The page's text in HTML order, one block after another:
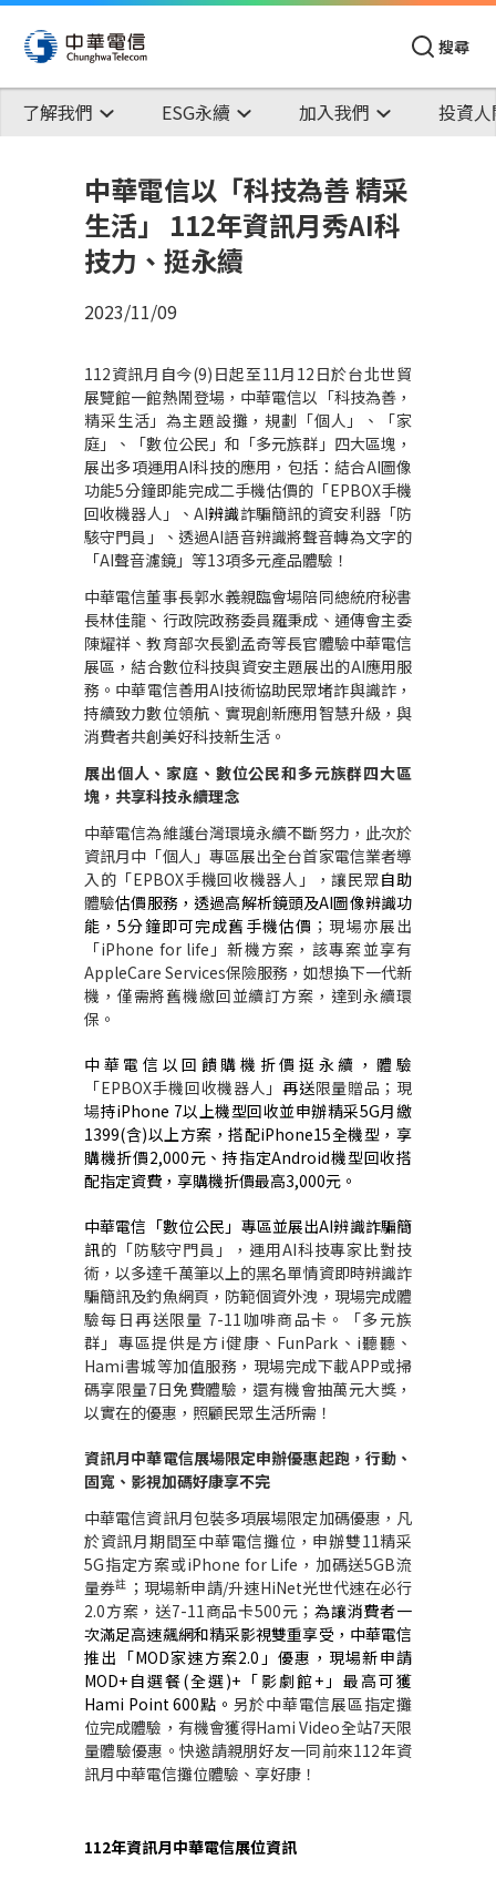
搜尋
了解我們 ESG永續 加入我們 投資
中華電信以「科技為善 精采
生活」 112年資訊月秀AI科
技力、挺永續
2023/11/09
112資訊月自今(9) 日起至11月 12 日於台北世貿
展覽館一館熱鬧登場，中華電信以「科技為善 ，
精采生活」為主題設攤，規劃「個人」、「家
庭」、「數位公民」和「多元族群」四大區塊，
展出多項運用AI科技的應用，包括：結合AI圖像
功能5分鐘即能完成二手機估價的「EPBOX手機
回收機器人」、AI辨識詐騙簡訊的資安利器「防
駭守門員」、透過AI語音辨識將聲音轉為文字的
「AI聲音濾鏡」等13項多元產品體驗！
中華電信董事長郭水義親臨會場陪同總統府秘書
長林佳龍、行政院政務委員羅秉成、通傳會主委
陳耀祥、教育部次長劉孟奇等長官體驗中華電信
展區，結合數位科技與資安主題展出的AI應用服
務。中華電信善用AI技術協助民眾堵詐與識詐，
持續致力數位領航、實現創新應用智慧升級，與
消費者共創美好科技新生活。
展出個人、家庭、數位公民和多元族群四大區
塊，共享科技永續理念
中華電信為維護台灣環境永續不斷努力，此次於
資訊月中 「個人 」 專區展出全台首家電信業者導
入的 「EPBOX手機回收機器人」 ，讓民眾自助
體驗估價服務，透過高解析鏡頭及AI圖像辨識功
能，5分鐘即可完成舊手機估價 ；現場亦展出
「iPhone for life 」新機方案，該專案並享有
AppleCare Services保險服務 ， 如想換下一代新
機，僅需將舊機繳回並續訂方案 ， 達到永續環
保。
中華電信以回饋購機折價挺永續，體驗
「EPBOX手機回收機器人」再送限量贈品；現
場持iPhone 7以上機型回收並申辦精采5G月繳
1399(含)以上方案，搭配iPhone15全機型，享
購機折價2,000元 、持指定Android機型回收搭
配指定資費 ， 享購機折價最高3,000元。
中華電信「數位公民」專區並展出AI辨識詐騙簡
訊的「防駭守門員」， 運用AI科技專家比對技
術，以多達千萬筆以上的黑名單情資即時辨識詐
騙簡訊及釣魚網頁，防範個資外洩 ， 現場完成體
驗每日再送限量 7-11 咖啡商品卡 。 「多元族
群 」專區提供是方i健康、 FunPark 、 i聽聽、
Hami書城等加值服務，現場完成下載APP或掃
碼享限量7日免費體驗，還有機會抽萬元大獎，
以實在的優惠，照顧民眾生活所需 ！
資訊月中華電信展場限定申辦優惠起跑，行動、
固寬、影視加碼好康享不完
中華電信資訊月包裝多項展場限定加碼優惠，凡
於資訊月期間至中華電信攤位 ， 申辦雙11精采
5G指定方案或iPhone for Life ， 加碼送5GB流
量券註 ；現場新申請/升速HiNet光世代速在必行
2.0方案，送7-11商品卡500元； 為讓消費者一
次滿足高速飆網和精采影視雙重享受，中華電信
推出「MOD家速方案2.0 」優惠，現場新申請
MOD+ 自選餐(全選)+ 「影劇館+」最高可獲
Hami Point 600點。 另於中華電信展區指定攤
位完成體驗，有機會獲得Hami Video全站7天限
量體驗優惠。快邀請親朋好友一同前來112年資
訊月中華電信攤位體驗、享好康！
112年資訊月中華電信展位資訊